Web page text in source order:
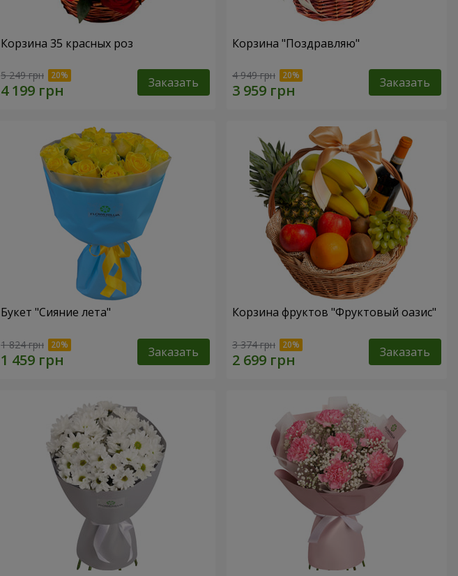
Корзина 35 красных роз
5 249 грн Заказать
Корзина "Поздравляю"
4 949 грн Заказать
Букет "Сияние лета"
1 824 грн Заказать
Корзина фруктов "Фруктовый оазис"
3 374 грн Заказать